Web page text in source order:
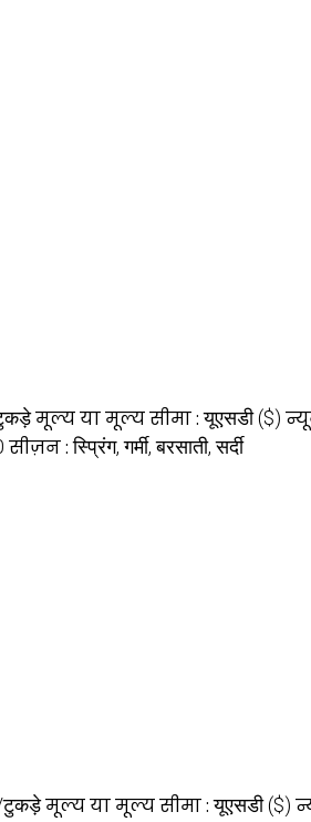
मूल्य या मूल्य सीमा :यूएसडी ($)
सीज़न :स्प्रिंग, गर्मी, बरसाती, सर्दी
टुकड़ेमूल्य या मूल्य सीमा :यूएसडी ($)